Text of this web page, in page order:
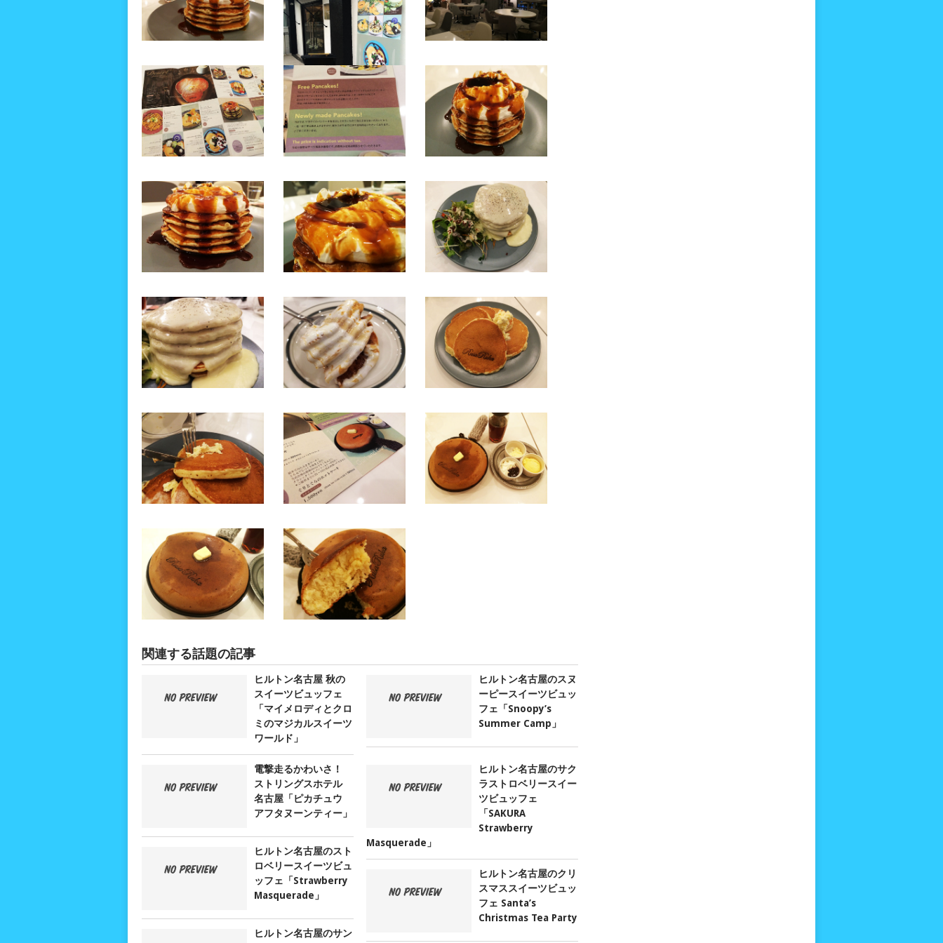
関連する話題の記事
ヒルトン名古屋 秋の
スイーツビュッフェ
「マイメロディとクロ
ミのマジカルスイーツ
ワールド」
ヒルトン名古屋のスヌ
ーピースイーツビュッ
フェ「Snoopy’s
Summer Camp」
電撃走るかわいさ！
ストリングスホテル
名古屋「ピカチュウ
アフタヌーンティー」
ヒルトン名古屋のサク
ラストロベリースイー
ツビュッフェ
「SAKURA
Strawberry
Masquerade」
ヒルトン名古屋のスト
ロベリースイーツビュ
ッフェ「Strawberry
Masquerade」
ヒルトン名古屋のクリ
スマススイーツビュッ
フェ Santa’s
Christmas Tea Party
ヒルトン名古屋のサン